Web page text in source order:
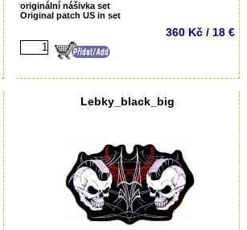
originální nášivka set
Original patch US in set
360 Kč / 18 €
Lebky_black_big